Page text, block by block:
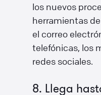
los nuevos
herramientas
el correo
telefónicas, los
redes sociales.
8. Llega